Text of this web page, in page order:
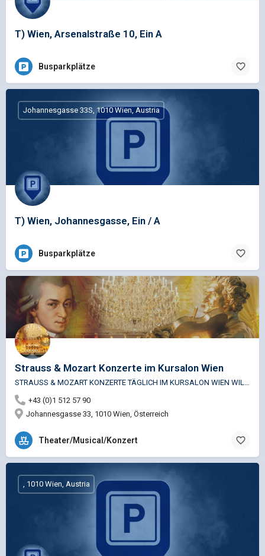
T) Wien, Arsenalstraße 10, Ein A
Busparkplätze
T) Wien, Johannesgasse, Ein / A
Johannesgasse 33S, 1010 Wien, Austria
Busparkplätze
Strauss & Mozart Konzerte im Kursalon Wien
+43 (0)1 512 57 90
Johannesgasse 33, 1010 Wien, Österreich
Theater/Musical/Konzert
, 1010 Wien, Austria